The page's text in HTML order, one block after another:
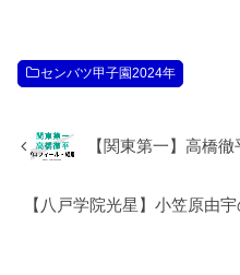
センバツ甲子園2024年
【関東第一】高橋
【八戸学院光星】小笠原由